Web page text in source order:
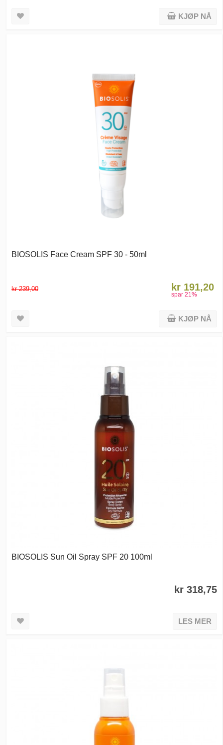
KJØP NÅ
BIOSOLIS Face Cream SPF 30 - 50ml
kr 239,00 kr 191,20
spar 21%
KJØP NÅ
BIOSOLIS Sun Oil Spray SPF 20 100ml
kr 318,75
LES MER